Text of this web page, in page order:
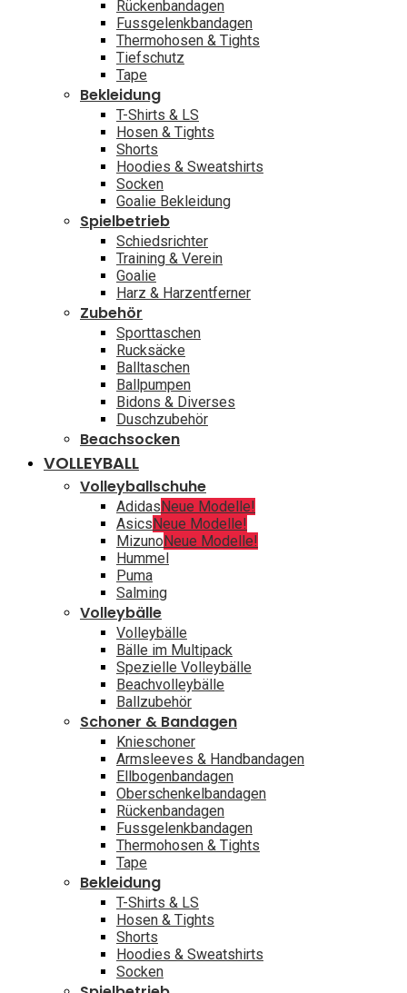
Rückenbandagen
Fussgelenkbandagen
Thermohosen & Tights
Tiefschutz
Tape
Bekleidung
T-Shirts & LS
Hosen & Tights
Shorts
Hoodies & Sweatshirts
Socken
Goalie Bekleidung
Spielbetrieb
Schiedsrichter
Training & Verein
Goalie
Harz & Harzentferner
Zubehör
Sporttaschen
Rucksäcke
Balltaschen
Ballpumpen
Bidons & Diverses
Duschzubehör
Beachsocken
VOLLEYBALL
Volleyballschuhe
AdidasNeue Modelle!
AsicsNeue Modelle!
MizunoNeue Modelle!
Hummel
Puma
Salming
Volleybälle
Volleybälle
Bälle im Multipack
Spezielle Volleybälle
Beachvolleybälle
Ballzubehör
Schoner & Bandagen
Knieschoner
Armsleeves & Handbandagen
Ellbogenbandagen
Oberschenkelbandagen
Rückenbandagen
Fussgelenkbandagen
Thermohosen & Tights
Tape
Bekleidung
T-Shirts & LS
Hosen & Tights
Shorts
Hoodies & Sweatshirts
Socken